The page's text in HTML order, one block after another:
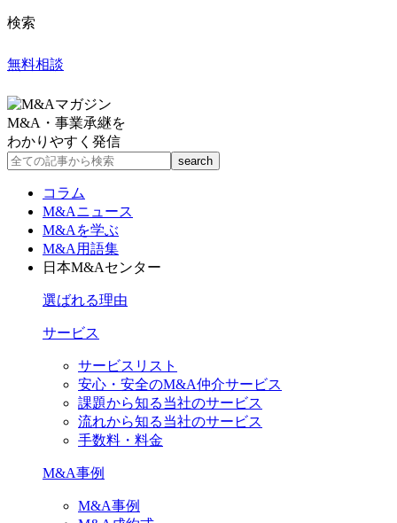
検索
無料相談
M&A・事業承継を
わかりやすく発信
コラム
M&Aニュース
M&Aを学ぶ
M&A用語集
日本M&Aセンター
選ばれる理由
サービス
サービスリスト
安心・安全のM&A仲介サービス
課題から知る当社のサービス
流れから知る当社のサービス
手数料・料金
M&A事例
M&A事例